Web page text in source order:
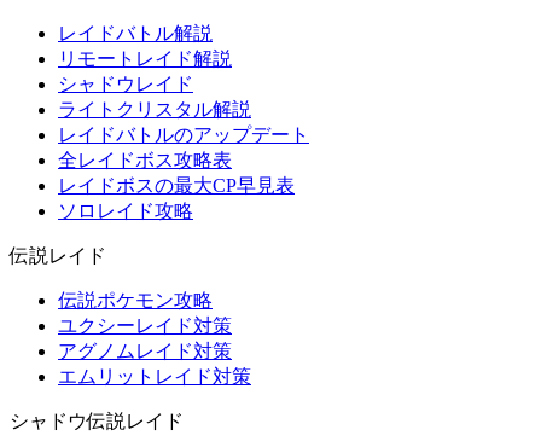
レイドバトル解説
リモートレイド解説
シャドウレイド
ライトクリスタル解説
レイドバトルのアップデート
全レイドボス攻略表
レイドボスの最大CP早見表
ソロレイド攻略
伝説レイド
伝説ポケモン攻略
ユクシーレイド対策
アグノムレイド対策
エムリットレイド対策
シャドウ伝説レイド